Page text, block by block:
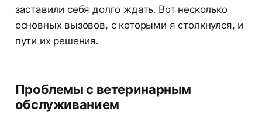
заставили себя долго ждать. Вот несколько
основных вызовов, с которыми я столкнулся, и
пути их решения.
Проблемы с ветеринарным
обслуживанием